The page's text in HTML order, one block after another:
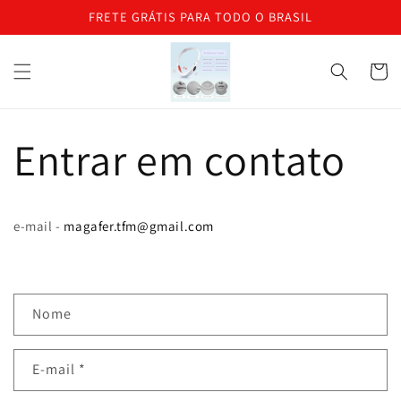
Pular paraFRETE GRÁTIS PARA TODO O BRASIL
Entrar em contato
e-mail - magafer.tfm@gmail.com
o
r
m
Nome
E-mail *